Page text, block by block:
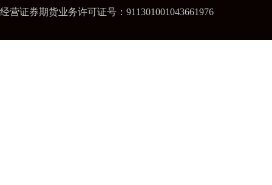
经营证券期货业务许可证号：911301001043661976